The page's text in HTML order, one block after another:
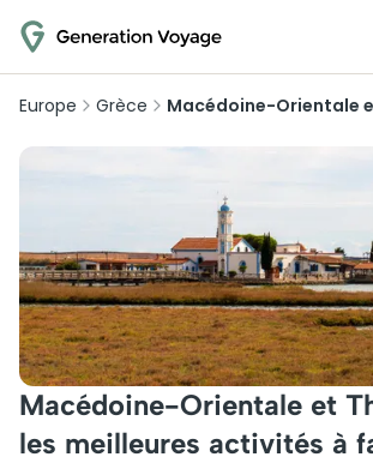
Europe Grèce Macédoine-Orientale
Macédoine-Orientale et
les meilleures activités à